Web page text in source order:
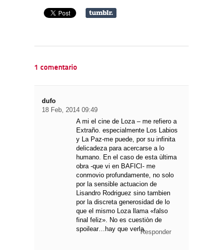
1 comentario
dufo
18 Feb, 2014 09:49
A mi el cine de Loza – me refiero a
Extraño. especialmente Los Labios
y La Paz-me puede, por su infinita
delicadeza para acercarse a lo
humano. En el caso de esta ùltima
obra -que vi en BAFICI- me
conmovio profundamente, no solo
por la sensible actuacion de
Lisandro Rodriguez sino tambien
por la discreta generosidad de lo
que el mismo Loza llama «falso
final feliz». No es cuestiòn de
spoilear…hay que verla.Responder